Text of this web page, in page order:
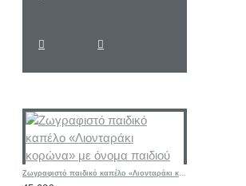
Ζωγραφιστό παιδικό καπέλο «Λιονταράκι κορώνα» με όνομα παιδιού